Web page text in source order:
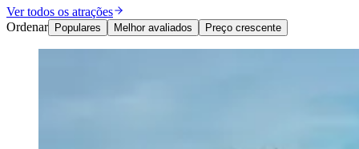
Ver todos os atrações
Ordenar
Populares Melhor avaliados Preço crescente